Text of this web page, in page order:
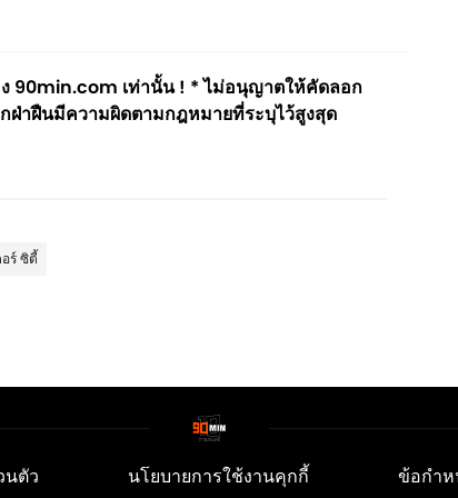
90min.com เท่านั้น ! * ไม่อนุญาตให้คัดลอก
ฝ่าฝืนมีความผิดตามกฎหมายที่ระบุไว้สูงสุด
ร์ ซิตี้
นตัว นโยบายการใช้งานคุกกี้ ข้อกำห